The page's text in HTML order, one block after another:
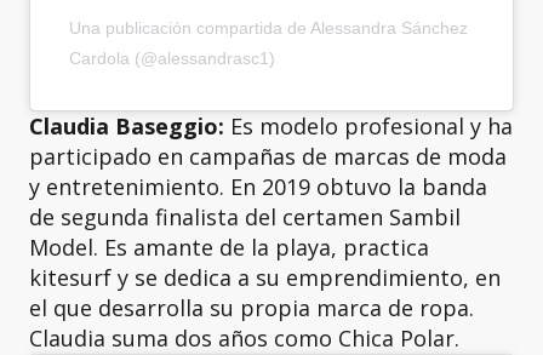
Una publicación compartida de Alessandra Sánchez
Cardola (@alessandrasc1)
Claudia Baseggio: Es modelo profesional y ha
participado en campañas de marcas de moda
y entretenimiento. En 2019 obtuvo la banda
de segunda finalista del certamen Sambil
Model. Es amante de la playa, practica
kitesurf y se dedica a su emprendimiento, en
el que desarrolla su propia marca de ropa.
Claudia suma dos años como Chica Polar.